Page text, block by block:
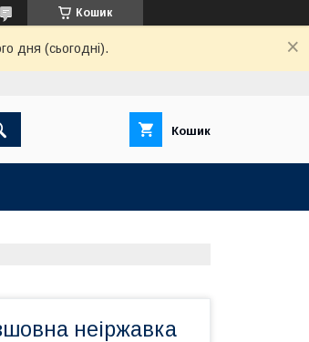
Кошик
дня (сьогодні).
Кошик
неіржавка